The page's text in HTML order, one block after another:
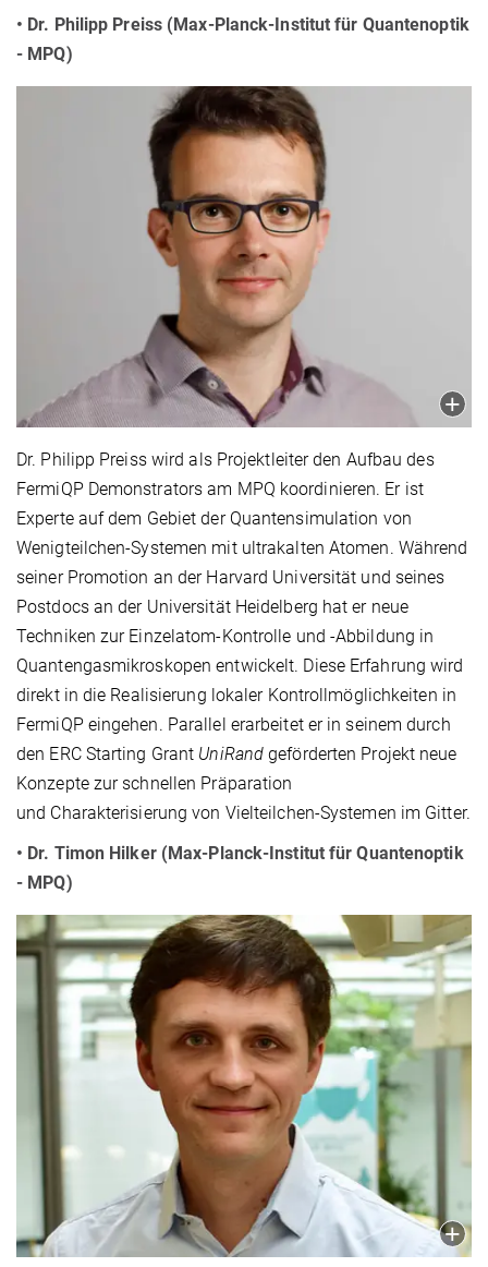
• Dr. Philipp Preiss (Max-Planck-Institut für Quantenoptik
- MPQ)
Dr. Philipp Preiss wird als Projektleiter den Aufbau des
FermiQP Demonstrators am MPQ koordinieren. Er ist
Experte auf dem Gebiet der Quantensimulation von
Wenigteilchen-Systemen mit ultrakalten Atomen. Während
seiner Promotion an der Harvard Universität und seines
Postdocs an der Universität Heidelberg hat er neue
Techniken zur Einzelatom-Kontrolle und -Abbildung in
Quantengasmikroskopen entwickelt. Diese Erfahrung wird
direkt in die Realisierung lokaler Kontrollmöglichkeiten in
FermiQP eingehen. Parallel erarbeitet er in seinem durch
den ERC Starting Grant UniRand geförderten Projekt neue
Konzepte zur schnellen Präparation
und Charakterisierung von Vielteilchen-Systemen im Gitter.
• Dr. Timon Hilker (Max-Planck-Institut für Quantenoptik
- MPQ)